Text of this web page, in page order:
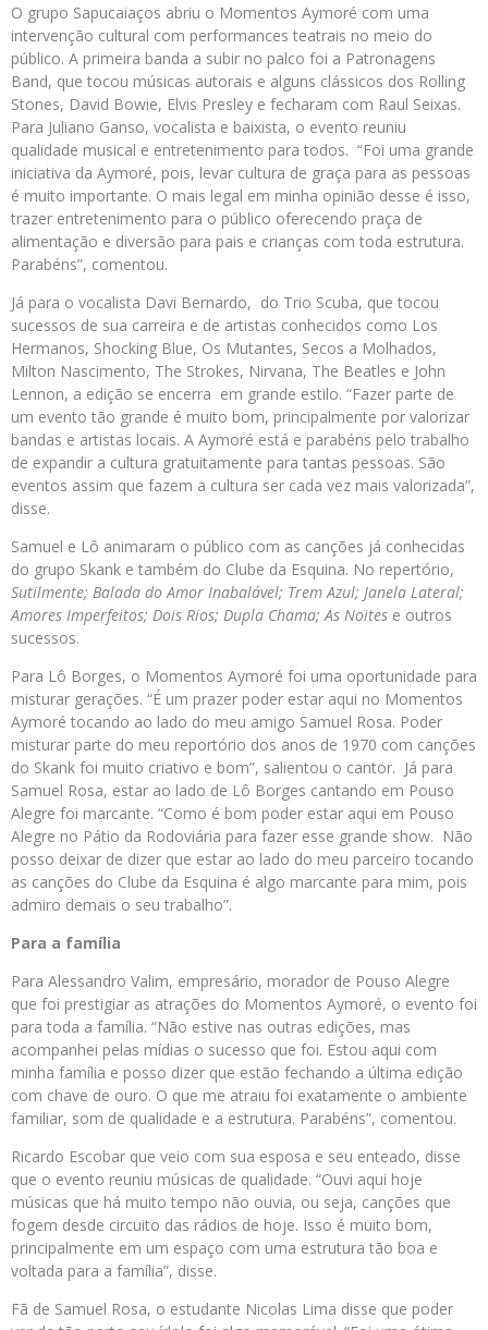
O grupo Sapucaiaços abriu o Momentos Aymoré com uma
intervenção cultural com performances teatrais no meio do
público. A primeira banda a subir no palco foi a Patronagens
Band, que tocou músicas autorais e alguns clássicos dos Rolling
Stones, David Bowie, Elvis Presley e fecharam com Raul Seixas.
Para Juliano Ganso, vocalista e baixista, o evento reuniu
qualidade musical e entretenimento para todos. “Foi uma grande
iniciativa da Aymoré, pois, levar cultura de graça para as pessoas
é muito importante. O mais legal em minha opinião desse é isso,
trazer entretenimento para o público oferecendo praça de
alimentação e diversão para pais e crianças com toda estrutura.
Parabéns”, comentou.
Já para o vocalista Davi Bernardo, do Trio Scuba, que tocou
sucessos de sua carreira e de artistas conhecidos como Los
Hermanos, Shocking Blue, Os Mutantes, Secos a Molhados,
Milton Nascimento, The Strokes, Nirvana, The Beatles e John
Lennon, a edição se encerra em grande estilo. “Fazer parte de
um evento tão grande é muito bom, principalmente por valorizar
bandas e artistas locais. A Aymoré está e parabéns pelo trabalho
de expandir a cultura gratuitamente para tantas pessoas. São
eventos assim que fazem a cultura ser cada vez mais valorizada”,
disse.
Samuel e Lô animaram o público com as canções já conhecidas
do grupo Skank e também do Clube da Esquina. No repertório,
Sutilmente; Balada do Amor Inabalável; Trem Azul; Janela Lateral;
Amores Imperfeitos; Dois Rios; Dupla Chama; As Noites e outros
sucessos.
Para Lô Borges, o Momentos Aymoré foi uma oportunidade para
misturar gerações. “É um prazer poder estar aqui no Momentos
Aymoré tocando ao lado do meu amigo Samuel Rosa. Poder
misturar parte do meu reportório dos anos de 1970 com canções
do Skank foi muito criativo e bom”, salientou o cantor. Já para
Samuel Rosa, estar ao lado de Lô Borges cantando em Pouso
Alegre foi marcante. “Como é bom poder estar aqui em Pouso
Alegre no Pátio da Rodoviária para fazer esse grande show. Não
posso deixar de dizer que estar ao lado do meu parceiro tocando
as canções do Clube da Esquina é algo marcante para mim, pois
admiro demais o seu trabalho”.
Para a família
Para Alessandro Valim, empresário, morador de Pouso Alegre
que foi prestigiar as atrações do Momentos Aymoré, o evento foi
para toda a família. “Não estive nas outras edições, mas
acompanhei pelas mídias o sucesso que foi. Estou aqui com
minha família e posso dizer que estão fechando a última edição
com chave de ouro. O que me atraiu foi exatamente o ambiente
familiar, som de qualidade e a estrutura. Parabéns”, comentou.
Ricardo Escobar que veio com sua esposa e seu enteado, disse
que o evento reuniu músicas de qualidade. “Ouvi aqui hoje
músicas que há muito tempo não ouvia, ou seja, canções que
fogem desde circuito das rádios de hoje. Isso é muito bom,
principalmente em um espaço com uma estrutura tão boa e
voltada para a família”, disse.
Fã de Samuel Rosa, o estudante Nicolas Lima disse que poder